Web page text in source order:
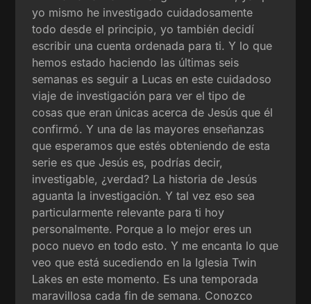
yo mismo he investigado cuidadosamente
todo desde el principio, yo también decidí
escribir una cuenta ordenada para ti. Y lo que
hemos estado haciendo las últimas seis
semanas es seguir a Lucas en este cuidadoso
viaje de investigación para ver el tipo de
cosas que eran únicas acerca de Jesús que él
confirmó. Y una de las mayores enseñanzas
que esperamos que estés obteniendo de esta
serie es que Jesús es, podrías decir,
investigable, ¿verdad? La historia de Jesús
aguanta la investigación. Y tal vez eso sea
particularmente relevante para ti hoy
personalmente. Porque a lo mejor eres un
poco nuevo en todo esto. Y me encanta lo que
veo que está sucediendo en la Iglesia Twin
Lakes en este momento. Es una temporada
maravillosa cada fin de semana. Conozco